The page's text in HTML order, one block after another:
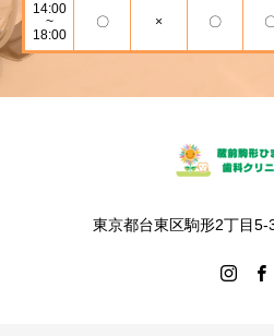
14:00
~
18:00
〇 × 〇
東京都台東区駒形2丁目5-